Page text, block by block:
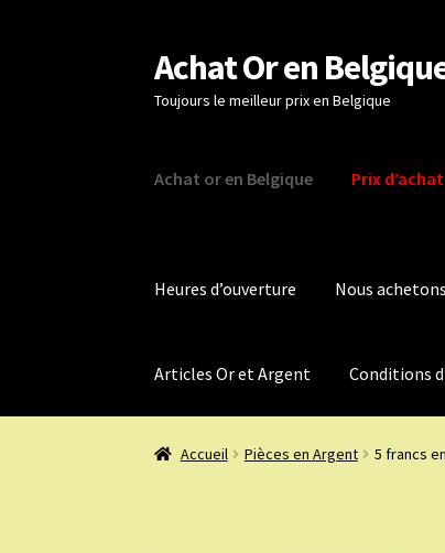
Aller
à
la
Aller
au
contenu
Achat Or en
Toujours le meilleur prix en Belgique
Achat or en Belgique Prix
Heures d’ouverture Nous achetons
Articles Or et Argent Conditions
Accueil Pièces en Argent 5 francs